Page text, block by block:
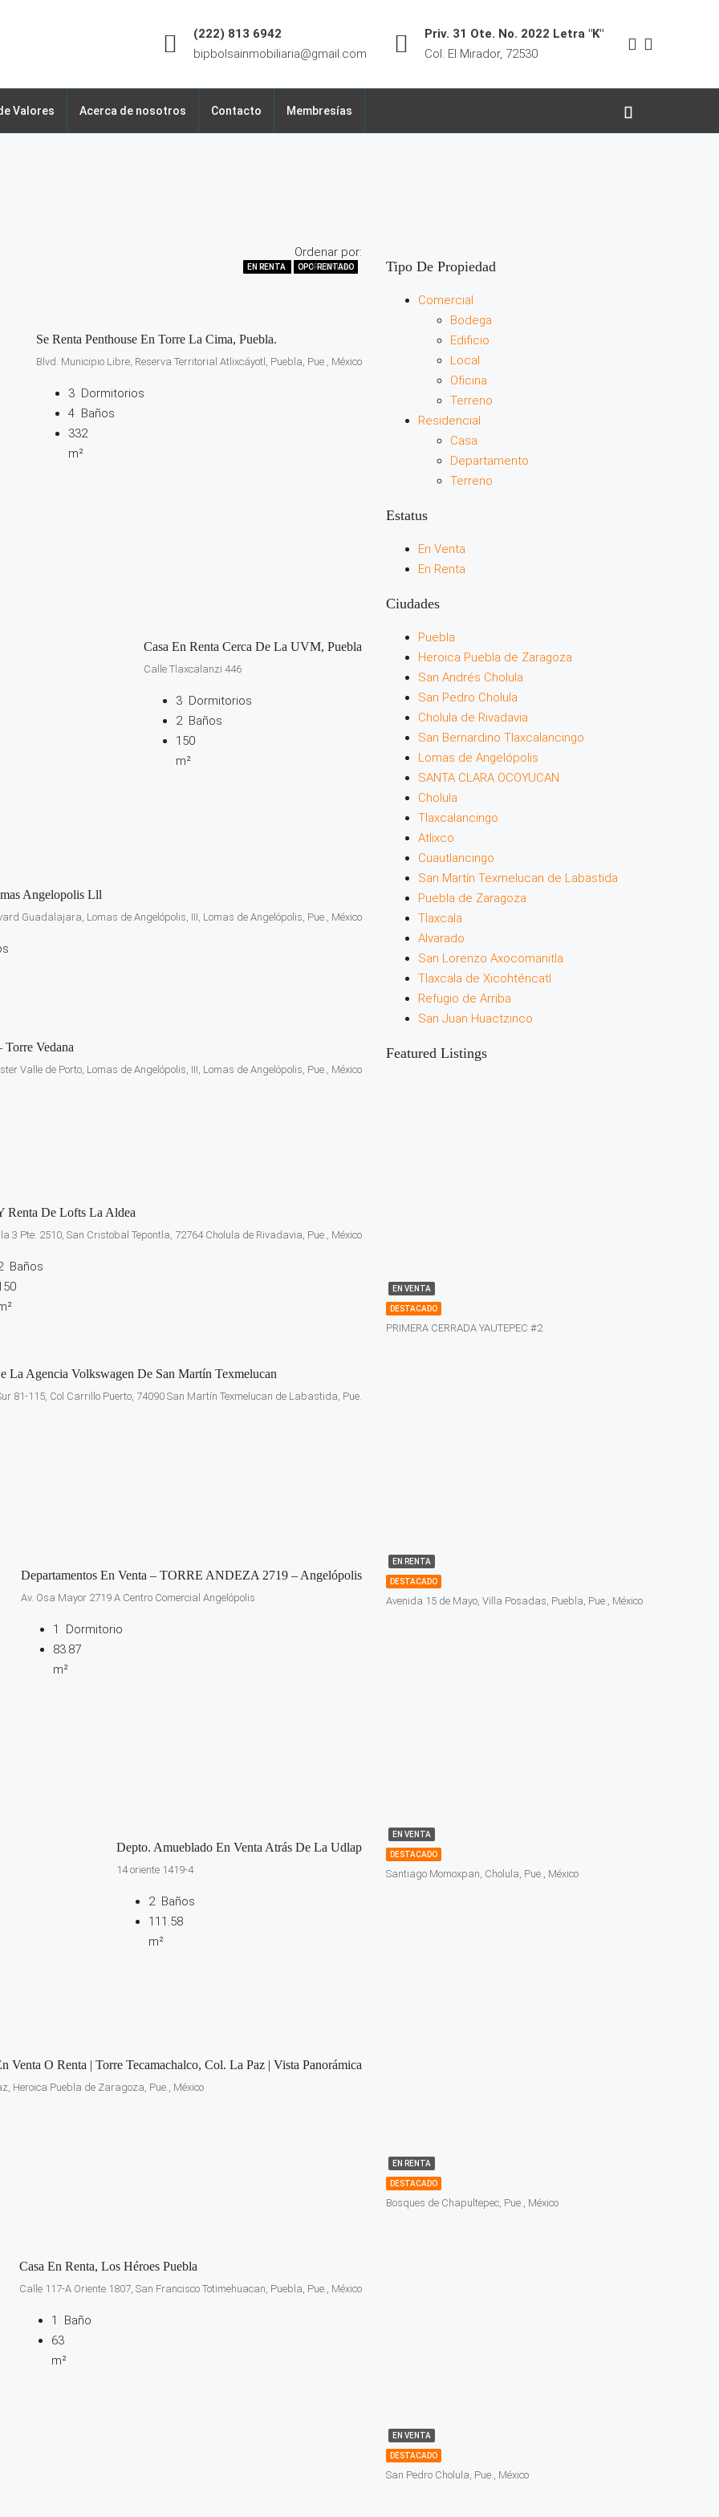
(222) 813 6942
bipbolsainmobiliaria@gmail.com
Priv. 31 Ote. No. 2022 Letra "K"
Col. El Mirador, 72530
Valores Acerca de nosotros Contacto Membresías
Ordenar por:
EN RENTA
Se Renta Penthouse En Torre La Cima, Puebla.
Blvd. Municipio Libre, Reserva Territorial Atlixcáyotl, Puebla, Pue., México
3 Dormitorios
4 Baños
332
m²
EN RENTA
Casa En Renta Cerca De La UVM, Puebla
Calle Tlaxcalanzi 446
3 Dormitorios
2 Baños
150
m²
EN VENTA
Angelopolis Lll
Guadalajara, Lomas de Angelópolis, III, Lomas de Angelópolis, Pue., México
EN VENTA OPORTUNIDAD
Torre Vedana
Valle de Porto, Lomas de Angelópolis, III, Lomas de Angelópolis, Pue., México
EN RENTA OPORTUNIDAD
Renta De Lofts La Aldea
3 Pte. 2510, San Cristobal Tepontla, 72764 Cholula de Rivadavia, Pue., México
Baños
EN VENTA OPORTUNIDAD
La Agencia Volkswagen De San Martín Texmelucan
81-115, Col Carrillo Puerto, 74090 San Martín Texmelucan de Labastida, Pue.
EN VENTA OPORTUNIDAD
Departamentos En Venta – TORRE ANDEZA 2719 – Angelópolis
Av. Osa Mayor 2719 A Centro Comercial Angelópolis
1
Dormitorio
83.87
m²
EN VENTA OPORTUNIDAD
Depto. Amueblado En Venta Atrás De La Udlap
14 oriente 1419-4
2 Baños
111.58
m²
EN RENTA OPORTUNIDAD
Venta O Renta | Torre Tecamachalco, Col. La Paz | Vista Panorámica
Heroica Puebla de Zaragoza, Pue., México
RENTADO
Casa En Renta, Los Héroes Puebla
Calle 117-A Oriente 1807, San Francisco Totimehuacan, Puebla, Pue., México
1
Baño
63
m²
Tipo De Propiedad
Comercial
Bodega
Edificio
Local
Oficina
Terreno
Residencial
Casa
Departamento
Terreno
Estatus
En Venta
En Renta
Ciudades
Puebla
Heroica Puebla de Zaragoza
San Andrés Cholula
San Pedro Cholula
Cholula de Rivadavia
San Bernardino Tlaxcalancingo
Lomas de Angelópolis
SANTA CLARA OCOYUCAN
Cholula
Tlaxcalancingo
Atlixco
Cuautlancingo
San Martín Texmelucan de Labastida
Puebla de Zaragoza
Tlaxcala
Alvarado
San Lorenzo Axocomanitla
Tlaxcala de Xicohténcatl
Refugio de Arriba
San Juan Huactzinco
Featured Listings
EN VENTA
DESTACADO
PRIMERA CERRADA YAUTEPEC #2
EN RENTA
DESTACADO
Avenida 15 de Mayo, Villa Posadas, Puebla, Pue., México
EN VENTA
DESTACADO
Santiago Momoxpan, Cholula, Pue., México
EN RENTA
DESTACADO
Bosques de Chapultepec, Pue., México
EN VENTA
DESTACADO
San Pedro Cholula, Pue., México